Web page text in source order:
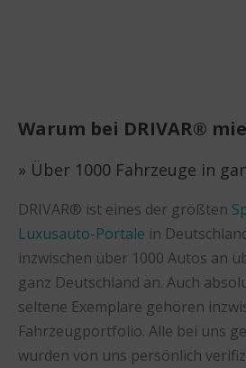
Warum bei DRIVAR®
» Über 1000 Fahrzeuge in
DRIVAR® ist eines der größten
Luxusauto-Portale in
inzwischen über 1000 Autos an
ganz Deutschland an. Auch
seltene Exemplare gehören
Fahrzeugportfolio. Alle bei uns
wurden von uns persönlich